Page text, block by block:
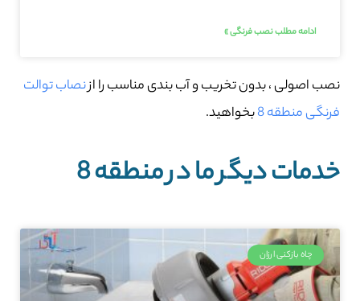
ادامه مطلب نصب فرنگی »
نصب اصولی ، بدون تخریب و آب بندی مناسب را ازنصاب توالت
فرنگی منطقه 8 بخواهید.
خدمات دیگر ما در منطقه 8
چاه بازکنی ارزان